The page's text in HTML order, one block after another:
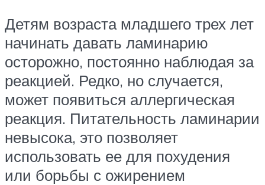
Детям возраста младшего трех лет
начинать давать ламинарию
осторожно, постоянно наблюдая за
реакцией. Редко, но случается,
может появиться аллергическая
реакция. Питательность ламинарии
невысока, это позволяет
использовать ее для похудения
или борьбы с ожирением